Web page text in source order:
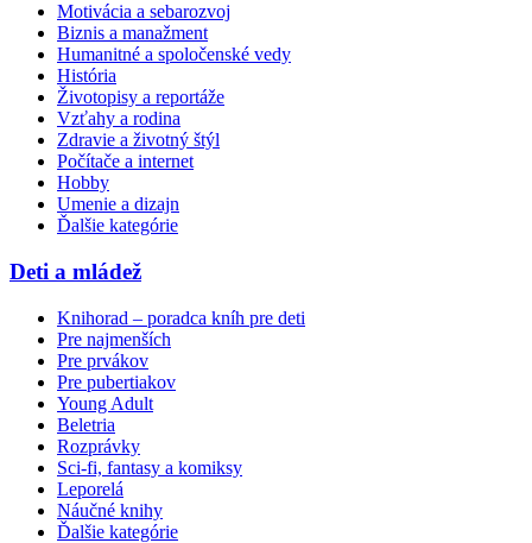
Motivácia a sebarozvoj
Biznis a manažment
Humanitné a spoločenské vedy
História
Životopisy a reportáže
Vzťahy a rodina
Zdravie a životný štýl
Počítače a internet
Hobby
Umenie a dizajn
Ďalšie kategórie
Deti a mládež
Knihorad – poradca kníh pre deti
Pre najmenších
Pre prvákov
Pre pubertiakov
Young Adult
Beletria
Rozprávky
Sci-fi, fantasy a komiksy
Leporelá
Náučné knihy
Ďalšie kategórie